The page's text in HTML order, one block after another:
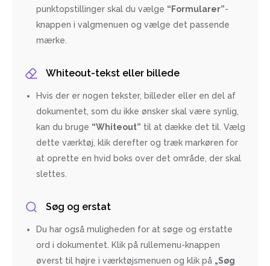
punktopstillinger skal du vælge “Formularer”-
knappen i valgmenuen og vælge det passende
mærke.
Whiteout-tekst eller billede
Hvis der er nogen tekster, billeder eller en del af
dokumentet, som du ikke ønsker skal være synlig,
kan du bruge “Whiteout” til at dække det til. Vælg
dette værktøj, klik derefter og træk markøren for
at oprette en hvid boks over det område, der skal
slettes.
Søg og erstat
Du har også muligheden for at søge og erstatte
ord i dokumentet. Klik på rullemenu-knappen
øverst til højre i værktøjsmenuen og klik på „Søg